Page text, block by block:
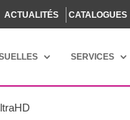
ACTUALITÉS CATALOGUES
SERVICES